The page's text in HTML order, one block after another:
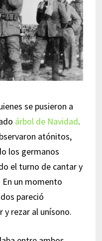
se pusieron a
árbol de Navidad.
atónitos,
los germanos
el turno de cantar y
En un momento
pareció
y rezar al unísono.